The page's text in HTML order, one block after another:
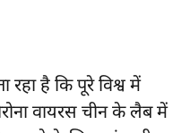
है कि पूरे विश्व में
वायरस चीन के लैब में